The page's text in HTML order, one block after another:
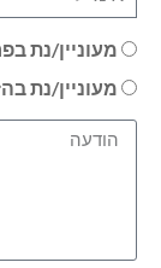
מעוניין/נת
מעוניין/נת